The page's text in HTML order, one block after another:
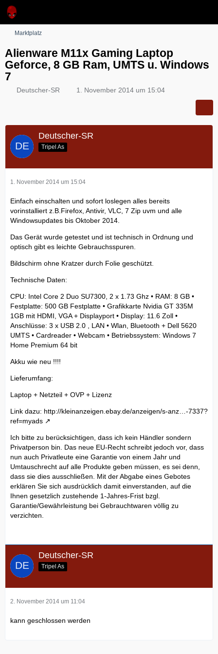
Marktplatz
Alienware M11x Gaming Laptop
Geforce, 8 GB Ram, UMTS u. Windows
7
Deutscher-SR 1. November 2014 um 15:04
Deutscher-SR
Tripel As
1. November 2014 um 15:04
Einfach einschalten und sofort loslegen alles bereits
vorinstalliert z.B.Firefox, Antivir, VLC, 7 Zip uvm und alle
Windowsupdates bis Oktober 2014.
Das Gerät wurde getestet und ist technisch in Ordnung und
optisch gibt es leichte Gebrauchsspuren.
Bildschirm ohne Kratzer durch Folie geschützt.
Technische Daten:
CPU: Intel Core 2 Duo SU7300, 2 x 1.73 Ghz • RAM: 8 GB •
Festplatte: 500 GB Festplatte • Grafikkarte Nvidia GT 335M
1GB mit HDMI, VGA + Displayport • Display: 11.6 Zoll •
Anschlüsse: 3 x USB 2.0 , LAN • Wlan, Bluetooth + Dell 5620
UMTS • Cardreader • Webcam • Betriebssystem: Windows 7
Home Premium 64 bit
Akku wie neu !!!!
Lieferumfang:
Laptop + Netzteil + OVP + Lizenz
Link dazu: http://kleinanzeigen.ebay.de/anzeigen/s-anz…-7337?
ref=myads
Ich bitte zu berücksichtigen, dass ich kein Händler sondern
Privatperson bin. Das neue EU-Recht schreibt jedoch vor, dass
nun auch Privatleute eine Garantie von einem Jahr und
Umtauschrecht auf alle Produkte geben müssen, es sei denn,
dass sie dies ausschließen. Mit der Abgabe eines Gebotes
erklären Sie sich ausdrücklich damit einverstanden, auf die
Ihnen gesetzlich zustehende 1-Jahres-Frist bzgl.
Garantie/Gewährleistung bei Gebrauchtwaren völlig zu
verzichten.
Deutscher-SR
Tripel As
2. November 2014 um 11:04
kann geschlossen werden